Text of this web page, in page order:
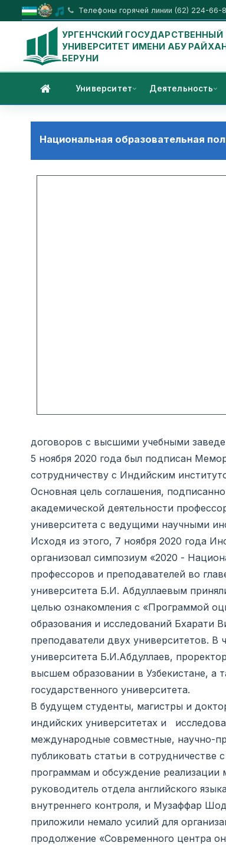
Телефоны горячей линии (62) 224-66-
УРГЕНЧСКИЙ ГОСУДАРСТВЕННЫЙ
УНИВЕРСИТЕТ ИМЕНИ АБУ
БЕРУНИ
Университет Деятельность
Национальная образовательная
договоров с высшими учебными
5 ноября 2020 года был подписан
сотрудничеству с Индийским
Основная цель соглашения,
академической деятельности
университета с ведущими научными
Исходя из этого, 7 ноября 2020 года
организовал симпозиум «2020 -
профессоров и преподавателей во
университета Б.И. Абдуллаевым
целью ознакомления с «Программой
образования и исследований Бхарати
преподаватели двух университетов. В
университета Б.И.Абдуллаев,
высшем образовании в Узбекистане, а
государственного университета.
В будущем студенты, магистры и
индийских университетах и
международные совместные, научно-
публиковать статьи в
программам и обсуждение реализации
руководитель отдела английского
внутреннего контроля, и Музаффар
приложили немало усилий для
продолжение «Современного центра